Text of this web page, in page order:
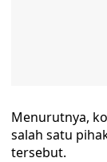
Menurutnya,
salah satu
tersebut.